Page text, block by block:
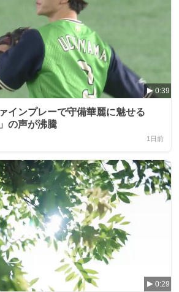
0:39
インプレーで守備華麗に魅せる
の声が沸騰
1日前
0:29